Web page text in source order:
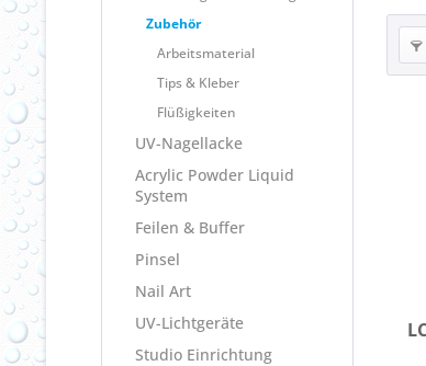
Zubehör
Arbeitsmaterial
Tips & Kleber
Flüßigkeiten
UV-Nagellacke
Acrylic Powder Liquid
System
Feilen & Buffer
Pinsel
Nail Art
UV-Lichtgeräte
Studio Einrichtung